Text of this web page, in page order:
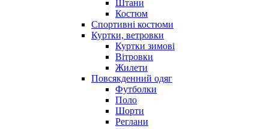
Штани
Костюм
Спортивні костюми
Куртки, ветровки
Куртки зимові
Вітровки
Жилети
Повсякденний одяг
Футболки
Поло
Шорти
Реглани